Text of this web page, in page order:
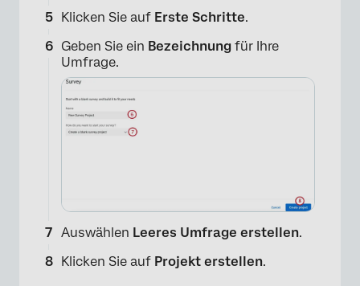
Klicken Sie auf Erste Schritte.
Geben Sie ein Bezeichnung für Ihre
Umfrage.
Auswählen Leeres Umfrage erstellen.
Klicken Sie auf Projekt erstellen.